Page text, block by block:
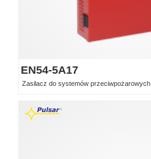
EN54-5A17
Zasilacz do systemów przeciwpożarowych